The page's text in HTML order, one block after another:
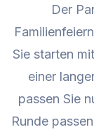
Der
Sie starten
einer
passen Sie
Runde